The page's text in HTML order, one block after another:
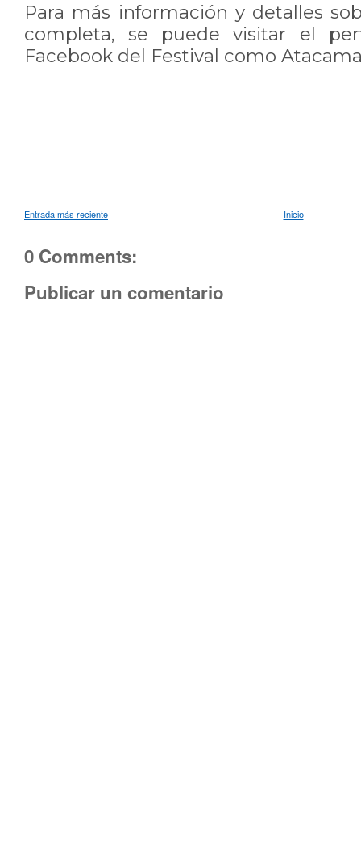
Para más información y detalles
completa, se puede visitar el
Facebook del Festival como
Entrada más reciente Inicio
0 Comments:
Publicar un comentario